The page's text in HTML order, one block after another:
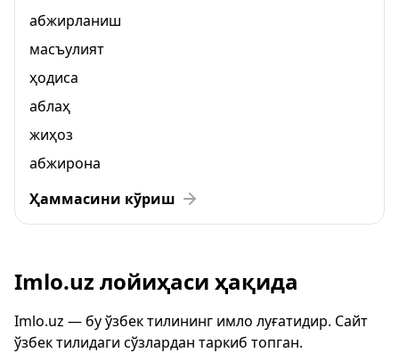
абжирланиш
масъулият
ҳодиса
аблаҳ
жиҳоз
абжирона
Ҳаммасини кўриш
Imlo.uz лойиҳаси ҳақида
Imlo.uz — бу ўзбек тилининг имло луғатидир. Сайт
ўзбек тилидаги сўзлардан таркиб топган.